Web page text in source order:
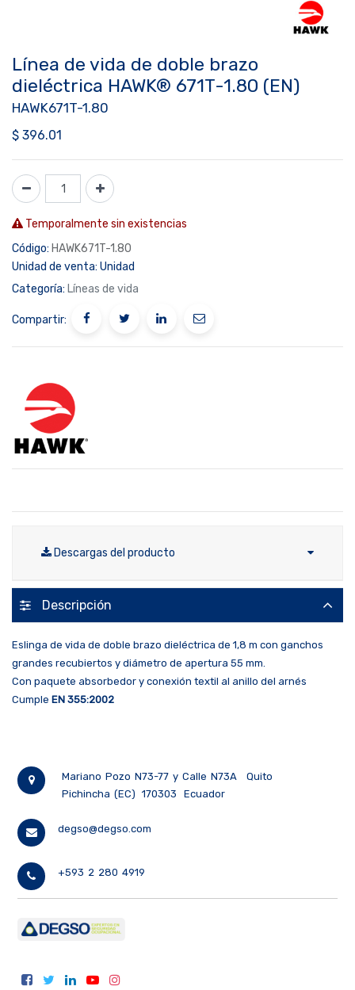
Línea de vida de doble brazo
dieléctrica HAWK® 671T-1.80 (EN)
HAWK671T-1.80
$ 396.01
Temporalmente sin existencias
Código: HAWK671T-1.80
Unidad de venta: Unidad
Categoría: Líneas de vida
Compartir:
Descargas del producto
Descripción
Eslinga de vida de doble brazo dieléctrica de 1,8 m con ganchos
grandes recubiertos y diámetro de apertura 55 mm.
Con paquete absorbedor y conexión textil al anillo del arnés
Cumple EN 355:2002
Mariano Pozo N73-77 y Calle N73A
Quito
Pichincha (EC)
170303 Ecuador
degso@degso.com
+593 2 280 4919